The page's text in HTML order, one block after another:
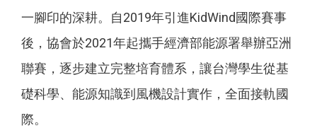
一腳印的深耕。自2019年引進KidWind國際賽事
後，協會於2021年起攜手經濟部能源署舉辦亞洲
聯賽，逐步建立完整培育體系，讓台灣學生從基
礎科學、能源知識到風機設計實作，全面接軌國
際。